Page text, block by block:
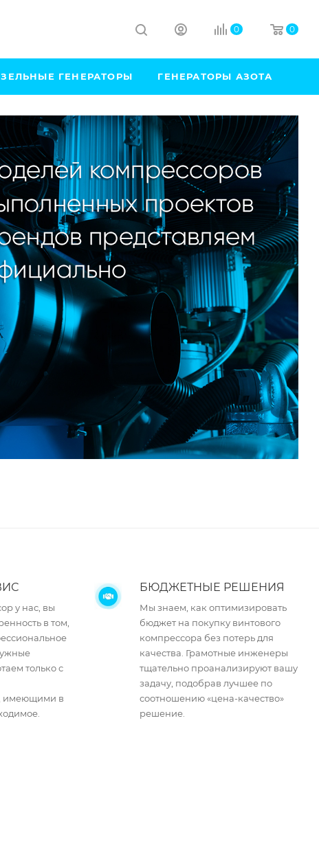
0 0
ГЕНЕРАТОРЫ ГЕНЕРАТОРЫ АЗОТА
у нас, вы
в том,
только с
имеющими в
БЮДЖЕТНЫЕ РЕШЕНИЯ
Мы знаем, как оптимизировать
бюджет на покупку винтового
компрессора без потерь для
качества. Грамотные инженеры
тщательно проанализируют вашу
задачу, подобрав лучшее по
соотношению «цена-качество»
решение.